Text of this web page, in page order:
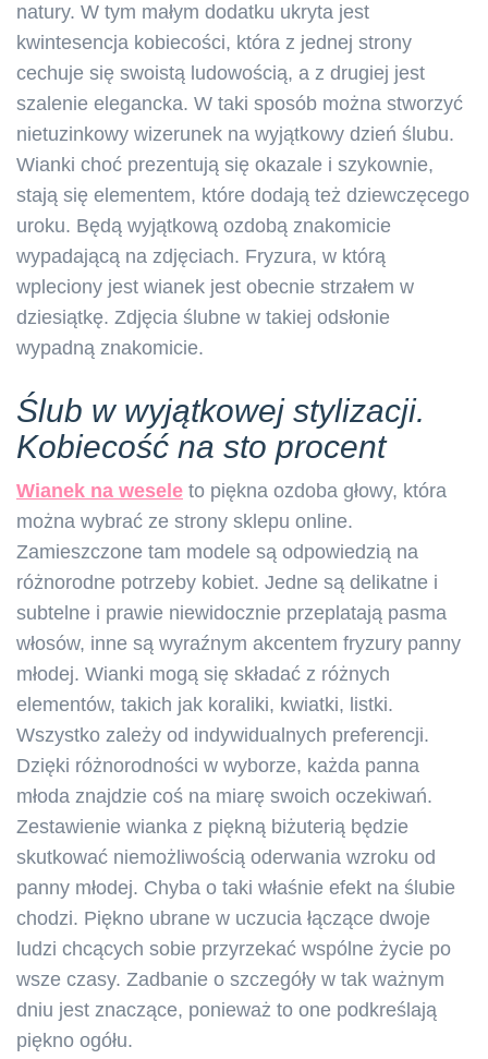
natury. W tym małym dodatku ukryta jest
kwintesencja kobiecości, która z jednej strony
cechuje się swoistą ludowością, a z drugiej jest
szalenie elegancka. W taki sposób można stworzyć
nietuzinkowy wizerunek na wyjątkowy dzień ślubu.
Wianki choć prezentują się okazale i szykownie,
stają się elementem, które dodają też dziewczęcego
uroku. Będą wyjątkową ozdobą znakomicie
wypadającą na zdjęciach. Fryzura, w którą
wpleciony jest wianek jest obecnie strzałem w
dziesiątkę. Zdjęcia ślubne w takiej odsłonie
wypadną znakomicie.
Ślub w wyjątkowej stylizacji.
Kobiecość na sto procent
Wianek na wesele to piękna ozdoba głowy, która
można wybrać ze strony sklepu online.
Zamieszczone tam modele są odpowiedzią na
różnorodne potrzeby kobiet. Jedne są delikatne i
subtelne i prawie niewidocznie przeplatają pasma
włosów, inne są wyraźnym akcentem fryzury panny
młodej. Wianki mogą się składać z różnych
elementów, takich jak koraliki, kwiatki, listki.
Wszystko zależy od indywidualnych preferencji.
Dzięki różnorodności w wyborze, każda panna
młoda znajdzie coś na miarę swoich oczekiwań.
Zestawienie wianka z piękną biżuterią będzie
skutkować niemożliwością oderwania wzroku od
panny młodej. Chyba o taki właśnie efekt na ślubie
chodzi. Piękno ubrane w uczucia łączące dwoje
ludzi chcących sobie przyrzekać wspólne życie po
wsze czasy. Zadbanie o szczegóły w tak ważnym
dniu jest znaczące, ponieważ to one podkreślają
piękno ogółu.